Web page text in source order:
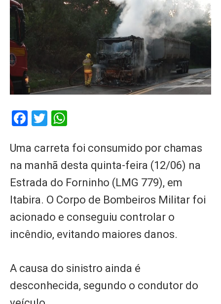
Facebook
Twitter
Uma carreta foi consumido por chamas
na manhã desta quinta-feira (12/06) na
Estrada do Forninho (LMG 779), em
Itabira. O Corpo de Bombeiros Militar foi
acionado e conseguiu controlar o
incêndio, evitando maiores danos.
A causa do sinistro ainda é
desconhecida, segundo o condutor do